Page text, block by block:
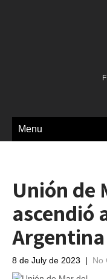
Menu
Unión de
ascendió
Argentina
8 de July de 2023 | No